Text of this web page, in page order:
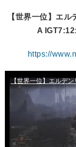
【世界一位】エ
A
https://